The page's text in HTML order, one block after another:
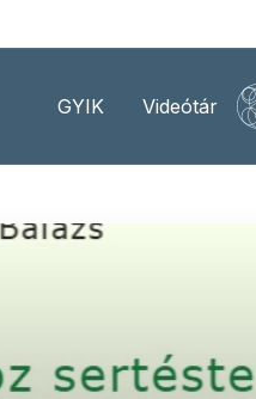
GYIK Videótár